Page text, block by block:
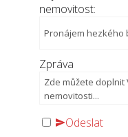
nemovitost:
Zpráva
Odeslat